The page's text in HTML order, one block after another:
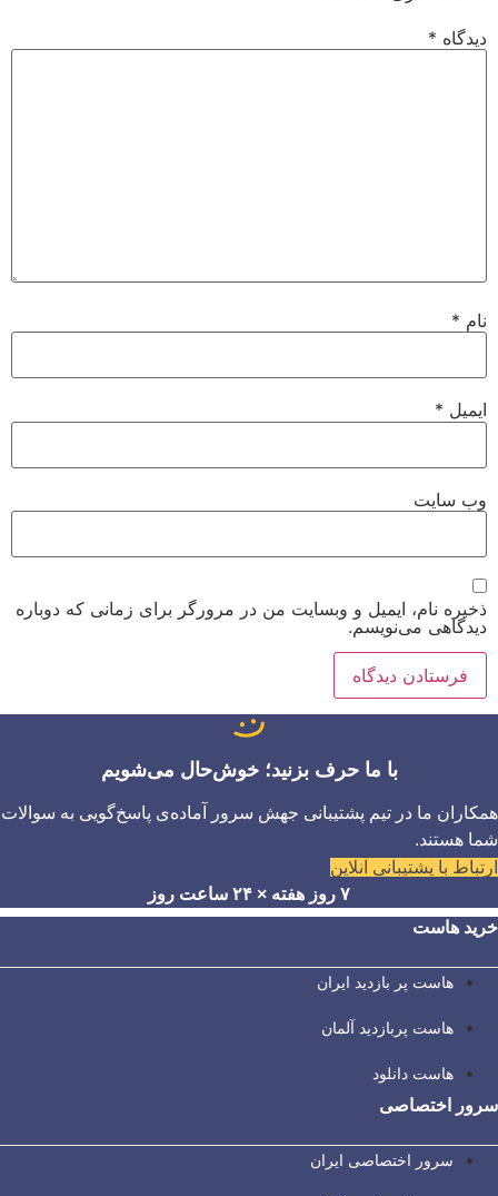
دیدگاه *
نام *
ایمیل *
وب‌ سایت
ذخیره نام، ایمیل و وبسایت من در مرورگر برای زمانی که دوباره
دیدگاهی می‌نویسم.
با ما حرف بزنید؛ خوش‌حال می‌شویم
همکاران ما در تیم پشتیبانی جهش سرور آماده‌ی پاسخ‌گویی به سوالات
شما هستند.
ارتباط با پشتیبانی آنلاین
۷ روز هفته × ۲۴ ساعت روز
خرید هاست
هاست پر بازدید ایران
هاست پربازدید آلمان
هاست دانلود
سرور اختصاصی
سرور اختصاصی ایران